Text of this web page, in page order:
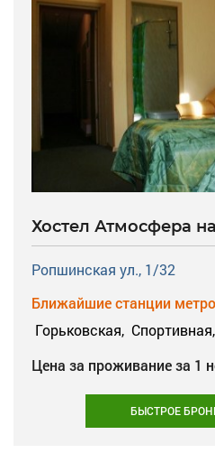
Хостел Атмосфера
Ропшинская ул., 1/32
Ближайшие станции
Горьковская, Спортивная,
Цена за проживание за 1
БЫСТРОЕ